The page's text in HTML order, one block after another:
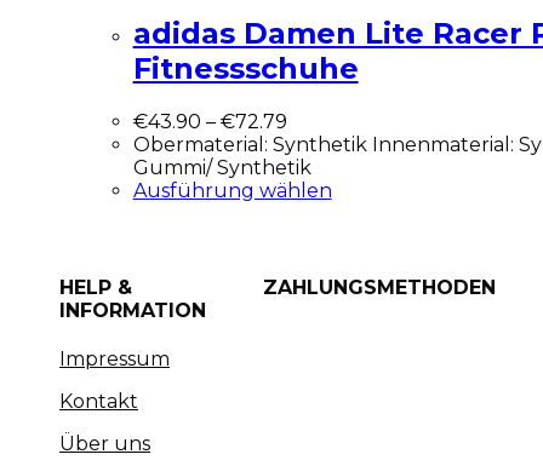
adidas Damen Lite Racer
Fitnessschuhe
€43.90 – €72.79
Obermaterial: Synthetik Innenmaterial:
Gummi/ Synthetik
Ausführung wählen
HELP &
INFORMATION
Impressum
Kontakt
Über uns
ZAHLUNGSMETHODEN